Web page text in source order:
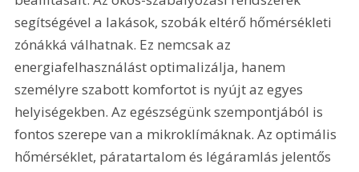
segítségével a lakások, szobák eltérő hőmérsékleti
zónákká válhatnak. Ez nemcsak az
energiafelhasználást optimalizálja, hanem
személyre szabott komfortot is nyújt az egyes
helyiségekben. Az egészségünk szempontjából is
fontos szerepe van a mikroklímáknak. Az optimális
hőmérséklet, páratartalom és légáramlás jelentős